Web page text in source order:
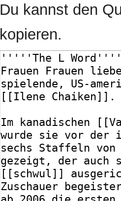
Du kannst den
kopieren.